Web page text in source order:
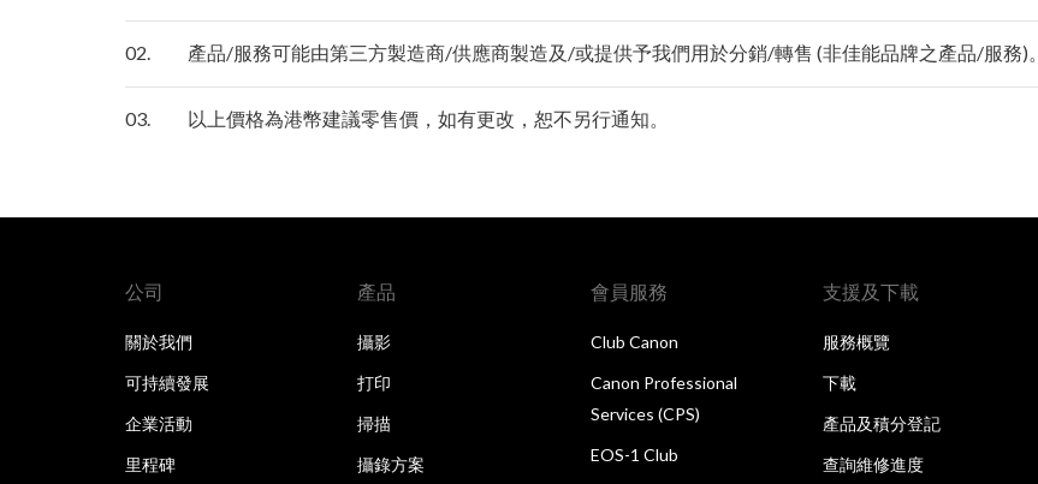
02. 產品/服務可能由第三方製造商/供應商製造及/或提供予我們用於分銷/轉售 (非佳能品牌之產品/服務)。
03. 以上價格為港幣建議零售價，如有更改，恕不另行通知。
公司
關於我們
可持續發展
企業活動
里程碑
產品
攝影
打印
掃描
攝錄方案
會員服務
Club Canon
Canon Professional
Services (CPS)
EOS-1 Club
支援及下載
服務概覽
下載
產品及積分登記
查詢維修進度